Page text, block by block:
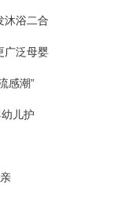
沐浴二合
广泛母婴
感潮”
儿护